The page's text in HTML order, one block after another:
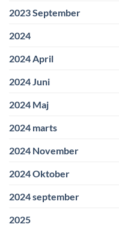
2023 September
2024
2024 April
2024 Juni
2024 Maj
2024 marts
2024 November
2024 Oktober
2024 september
2025